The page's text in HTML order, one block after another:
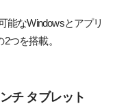
能なWindowsとアプリ
つを搭載。
チ タブレット